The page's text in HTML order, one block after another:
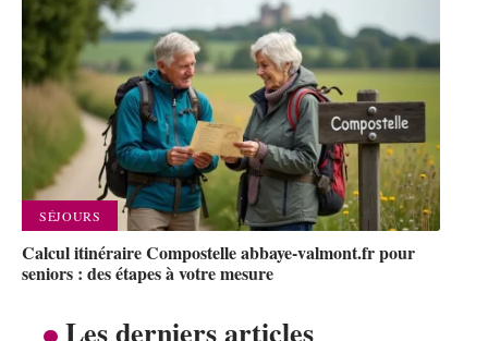
SÉJOURS
Calcul itinéraire Compostelle abbaye-valmont.fr pour
seniors : des étapes à votre mesure
Les derniers articles